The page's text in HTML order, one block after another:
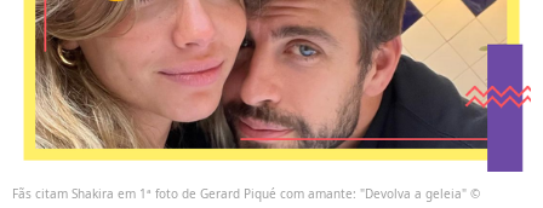
Fãs citam Shakira em 1ª foto de Gerard Piqué com amante: "Devolva a geleia" ©